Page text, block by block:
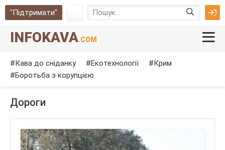
"Підтримати"
INFOKAVA.COM
Кава до сніданку Екотехнології
Крим
Боротьба з корупцією
Дороги